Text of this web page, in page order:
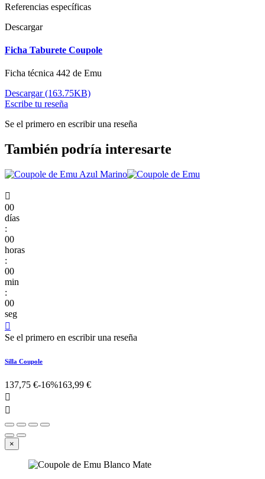
Referencias específicas
Descargar
Ficha Taburete Coupole
Ficha técnica 442 de Emu
Descargar (163.75KB)
Escribe tu reseña
Se el primero en escribir una reseña
También podría interesarte

00
días
:
00
horas
:
00
min
:
00
seg

Se el primero en escribir una reseña
Silla Coupole
137,75 €-16%163,99 €


×